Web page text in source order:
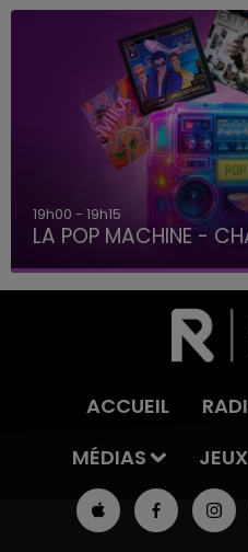
19h00 - 19h15
LA POP MACHINE -
ACCUEIL
MÉDIAS
JEUX